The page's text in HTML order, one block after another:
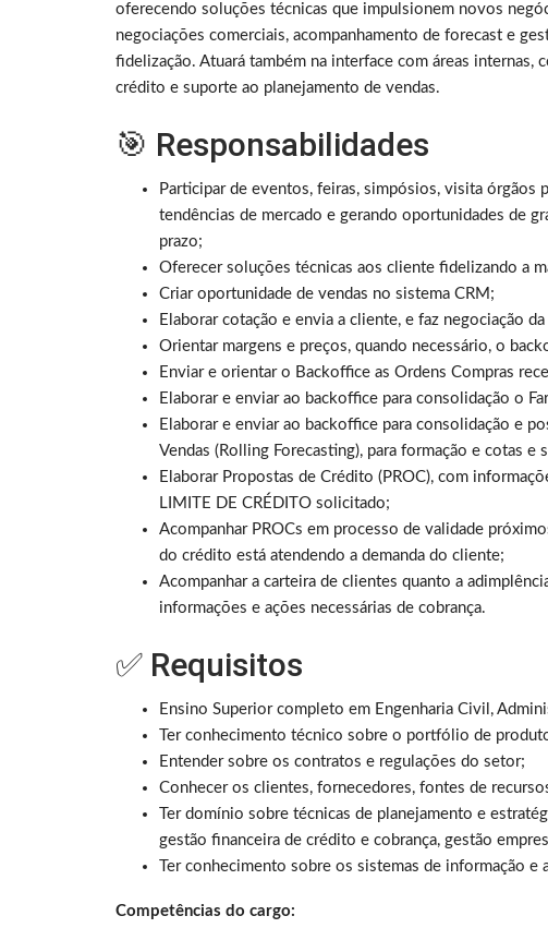
oferecendo soluções técnicas que impulsionem novos
negociações comerciais, acompanhamento de forecast e
fidelização. Atuará também na interface com áreas internas,
crédito e suporte ao planejamento de vendas.
🎯 Responsabilidades
Participar de eventos, feiras, simpósios, visita órgãos
tendências de mercado e gerando oportunidades de
prazo;
Oferecer soluções técnicas aos cliente fidelizando a
Criar oportunidade de vendas no sistema CRM;
Elaborar cotação e envia a cliente, e faz negociação da
Orientar margens e preços, quando necessário, o
Enviar e orientar o Backoffice as Ordens Compras
Elaborar e enviar ao backoffice para consolidação o
Elaborar e enviar ao backoffice para consolidação e
Vendas (Rolling Forecasting), para formação e cotas e
Elaborar Propostas de Crédito (PROC), com
LIMITE DE CRÉDITO solicitado;
Acompanhar PROCs em processo de validade
do crédito está atendendo a demanda do cliente;
Acompanhar a carteira de clientes quanto a
informações e ações necessárias de cobrança.
✅ Requisitos
Ensino Superior completo em Engenharia Civil,
Ter conhecimento técnico sobre o portfólio de
Entender sobre os contratos e regulações do setor;
Conhecer os clientes, fornecedores, fontes de
Ter domínio sobre técnicas de planejamento e
gestão financeira de crédito e cobrança, gestão
Ter conhecimento sobre os sistemas de informação e
Competências do cargo: